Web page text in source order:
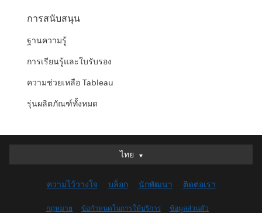
การสนับสนุน
ฐานความรู้
การเรียนรู้และใบรับรอง
ความช่วยเหลือ Tableau
รุ่นผลิตภัณฑ์ทั้งหมด
ไทย
ไทย
English (UK)
English (US)
ความไว้วางใจ บล็อก นักพัฒนา ติดต่อเรา
กฎหมาย ข้อกำหนดในการให้บริการ ข้อมูลส่วนตัว